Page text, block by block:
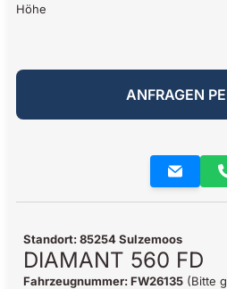
Höhe
ANFRAGEN
Standort: 85254 Sulzemoos
DIAMANT 560 FD
Fahrzeugnummer: FW26135 (Bitte